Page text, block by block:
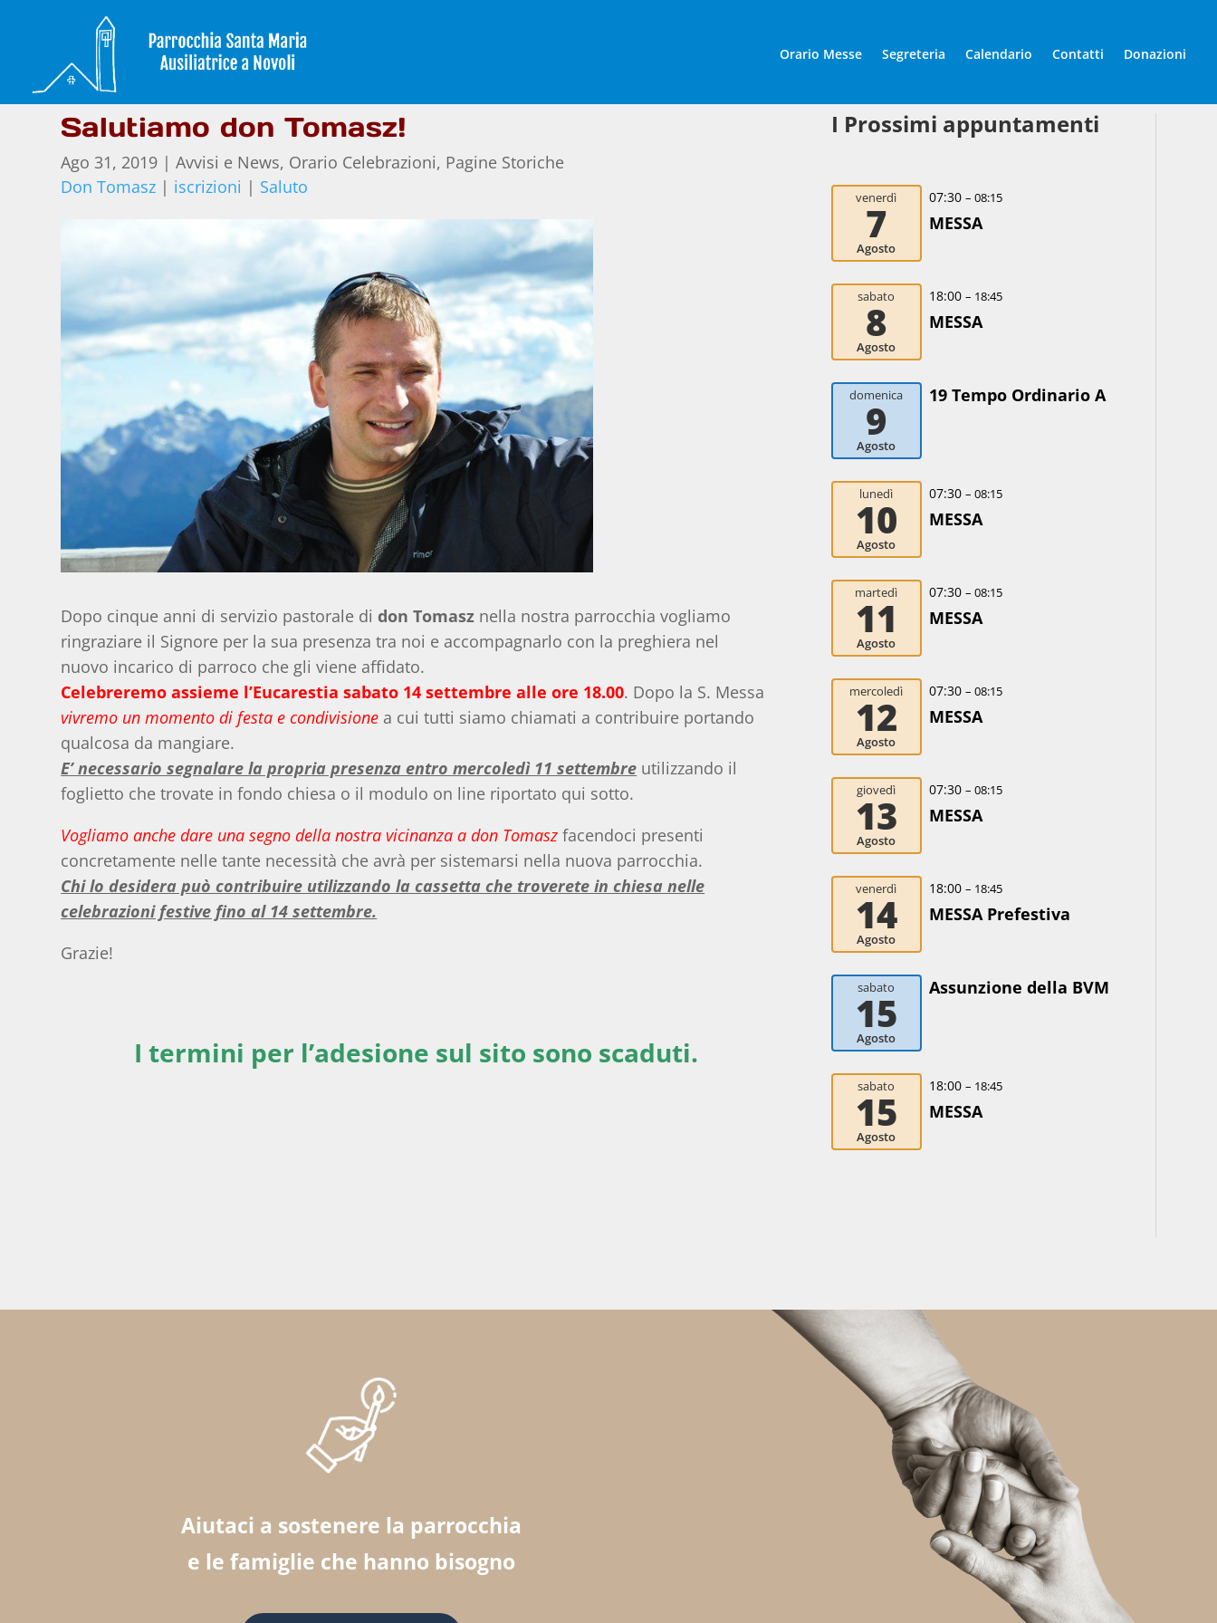
Orario Messe Segreteria Calendario Contatti Donazioni
Salutiamo don Tomasz!
Ago 31, 2019 |Avvisi e News, Orario Celebrazioni, Pagine Storiche
Don Tomasz | iscrizioni | Saluto
Dopo cinque anni di servizio pastorale di don Tomasz nella nostra parrocchia vogliamo
ringraziare il Signore per la sua presenza tra noi e accompagnarlo con la preghiera nel
nuovo incarico di parroco che gli viene affidato.
Celebreremo assieme l’Eucarestia sabato 14 settembre alle ore 18.00. Dopo la S. Messa
vivremo un momento di festa e condivisione a cui tutti siamo chiamati a contribuire portando
qualcosa da mangiare.
E’ necessario segnalare la propria presenza entro mercoledì 11 settembre utilizzando il
foglietto che trovate in fondo chiesa o il modulo on line riportato qui sotto.
Vogliamo anche dare una segno della nostra vicinanza a don Tomasz facendoci presenti
concretamente nelle tante necessità che avrà per sistemarsi nella nuova parrocchia.
Chi lo desidera può contribuire utilizzando la cassetta che troverete in chiesa nelle
celebrazioni festive fino al 14 settembre.
Grazie!
I termini per l’adesione sul sito sono scaduti.
I Prossimi appuntamenti
venerdì
7
Agosto
07:30 – 08:15
MESSA
sabato
8
Agosto
18:00 – 18:45
MESSA
domenica
9
Agosto
19 Tempo Ordinario A
lunedì
10
Agosto
07:30 – 08:15
MESSA
martedì
11
Agosto
07:30 – 08:15
MESSA
mercoledì
12
Agosto
07:30 – 08:15
MESSA
giovedì
13
Agosto
07:30 – 08:15
MESSA
venerdì
14
Agosto
18:00 – 18:45
MESSA Prefestiva
sabato
15
Agosto
Assunzione della BVM
sabato
15
Agosto
18:00 – 18:45
MESSA
Aiutaci a sostenere la parrocchia
e le famiglie che hanno bisogno